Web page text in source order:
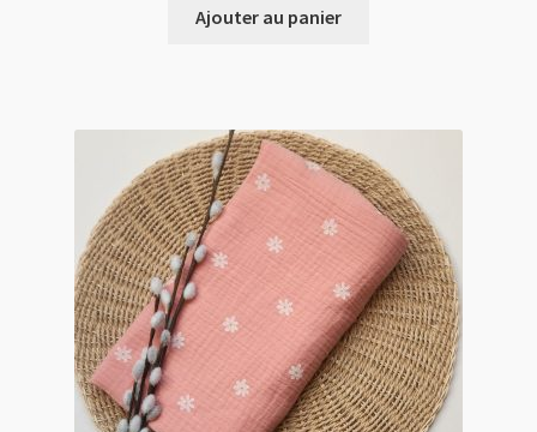
initial actuel
Ajouter au panier